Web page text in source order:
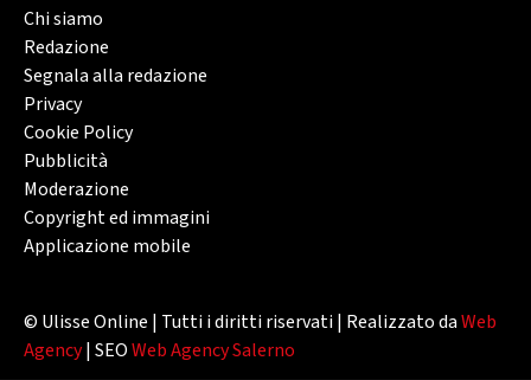
Chi siamo
Redazione
Segnala alla redazione
Privacy
Cookie Policy
Pubblicità
Moderazione
Copyright ed immagini
Applicazione mobile
© Ulisse Online | Tutti i diritti riservati | Realizzato daWeb
Agency| SEOWeb Agency Salerno